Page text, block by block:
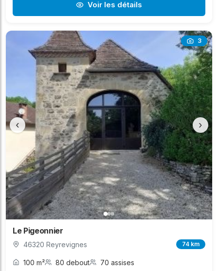
Voir les détails
3
‹ ›
Le Pigeonnier
46320 Reyrevignes 74 km
100 m² 80 debout 70 assises